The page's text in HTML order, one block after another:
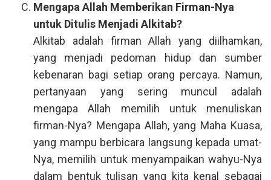
Mengapa Allah Memberikan Firman-Nya
untuk Ditulis Menjadi Alkitab?
Alkitab adalah firman Allah yang diilhamkan,
yang menjadi pedoman hidup dan sumber
kebenaran bagi setiap orang percaya. Namun,
pertanyaan yang sering muncul adalah
mengapa Allah memilih untuk menuliskan
firman-Nya? Mengapa Allah, yang Maha Kuasa,
yang mampu berbicara langsung kepada umat-
Nya, memilih untuk menyampaikan wahyu-Nya
dalam bentuk tulisan yang kita kenal sebagai